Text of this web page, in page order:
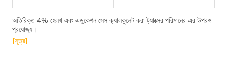
অতিরিক্ত 4% হেলথ এবং এডুকেশন সেস ক্যালকুলেট করা ট্যাক্সের পরিমানের এর উপরও
প্রযোজ্য।
[সূত্র]